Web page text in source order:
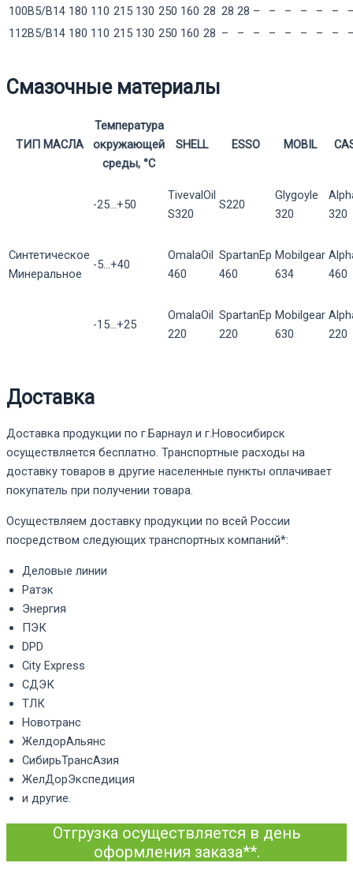
100B5/B14 180 110 215 130 250 160 28 28 28 – – – – – –
112B5/B14 180 110 215 130 250 160 28 – – – – – – – –
Смазочные материалы
ТИП МАСЛА
Температура
окружающей
среды, °С
SHELL ESSO MOBIL
Синтетическое
Минеральное
-25...+50
TivevalOil
S320
S220
Glygoyle
320
320
-5...+40
OmalaOil
460
SpartanEp
460
Mobilgear
634
460
-15...+25
OmalaOil
220
SpartanEp
220
Mobilgear
630
220
Доставка
Доставка продукции по г.Барнаул и г.Новосибирск
осуществляется бесплатно. Транспортные расходы на
доставку товаров в другие населенные пункты оплачивает
покупатель при получении товара.
Осуществляем доставку продукции по всей России
посредством следующих транспортных компаний*:
Деловые линии
Ратэк
Энергия
ПЭК
DPD
City Express
СДЭК
ТЛК
Новотранс
ЖелдорАльянс
СибирьТрансАзия
ЖелДорЭкспедиция
и другие.
Отгрузка осуществляется в день
оформления заказа**.